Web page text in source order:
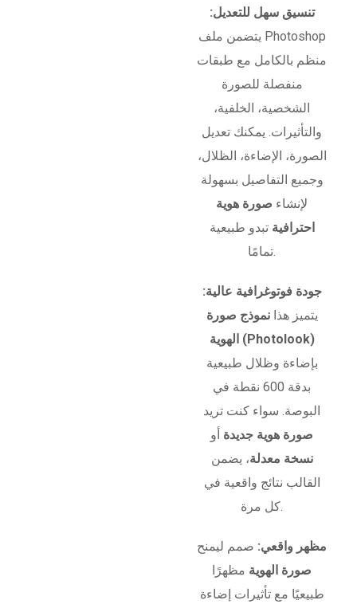
تنسيق سهل للتعديل:
يتضمن ملف Photoshop
منظم بالكامل مع طبقات
منفصلة للصورة
الشخصية، الخلفية،
والتأثيرات. يمكنك تعديل
الصورة، الإضاءة، الظلال،
وجميع التفاصيل بسهولة
لإنشاء صورة هوية
احترافية تبدو طبيعية
تمامًا.
جودة فوتوغرافية عالية:
يتميز هذانموذج صورة
الهوية (Photolook)
بإضاءة وظلال طبيعية
بدقة 600 نقطة في
البوصة. سواء كنت تريد
صورة هوية جديدة أو
نسخة معدلة، يضمن
القالب نتائج واقعية في
كل مرة.
مظهر واقعي: صمم ليمنح
صورة الهوية مظهرًا
طبيعيًا مع تأثيرات إضاءة